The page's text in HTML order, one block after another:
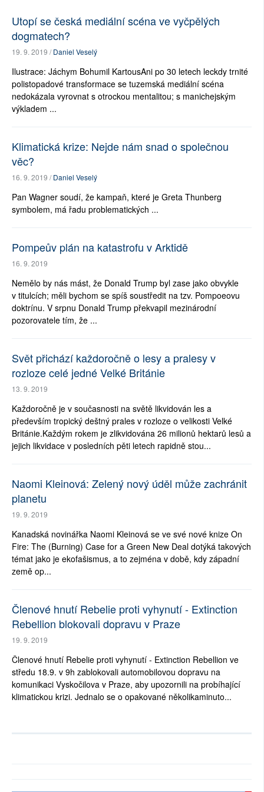
Utopí se česká mediální scéna ve vyčpělých
dogmatech?
19. 9. 2019 /Daniel Veselý
Ilustrace: Jáchym Bohumil KartousAni po 30 letech leckdy trnité
polistopadové transformace se tuzemská mediální scéna
nedokázala vyrovnat s otrockou mentalitou; s manichejským
výkladem ...
Klimatická krize: Nejde nám snad o společnou
věc?
16. 9. 2019 /Daniel Veselý
Pan Wagner soudí, že kampaň, které je Greta Thunberg
symbolem, má řadu problematických ...
Pompeův plán na katastrofu v Arktidě
16. 9. 2019
Nemělo by nás mást, že Donald Trump byl zase jako obvykle
v titulcích; měli bychom se spíš soustředit na tzv. Pompoeovu
doktrínu. V srpnu Donald Trump překvapil mezinárodní
pozorovatele tím, že ...
Svět přichází každoročně o lesy a pralesy v
rozloze celé jedné Velké Británie
13. 9. 2019
Každoročně je v současnosti na světě likvidován les a
především tropický deštný prales v rozloze o velikosti Velké
Británie.Každým rokem je zlikvidována 26 milionů hektarů lesů a
jejich likvidace v posledních pěti letech rapidně stou...
Naomi Kleinová: Zelený nový úděl může zachránit
planetu
19. 9. 2019
Kanadská novinářka Naomi Kleinová se ve své nové knize On
Fire: The (Burning) Case for a Green New Deal dotýká takových
témat jako je ekofašismus, a to zejména v době, kdy západní
země op...
Členové hnutí Rebelie proti vyhynutí - Extinction
Rebellion blokovali dopravu v Praze
19. 9. 2019
Členové hnutí Rebelie proti vyhynutí - Extinction Rebellion ve
středu 18.9. v 9h zablokovali automobilovou dopravu na
komunikaci Vyskočilova v Praze, aby upozornili na probíhající
klimatickou krizi. Jednalo se o opakované několikaminuto...